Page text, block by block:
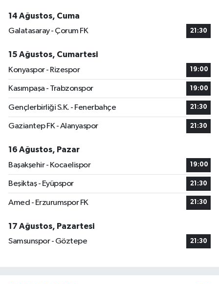
14 Ağustos, Cuma
Galatasaray - Çorum FK
21:30
15 Ağustos, Cumartesi
Konyaspor - Rizespor
19:00
Kasımpaşa - Trabzonspor 19:00
Gençlerbirliği S.K. - Fenerbahçe 21:30
Gaziantep FK - Alanyaspor 21:30
16 Ağustos, Pazar
Başakşehir - Kocaelispor
19:00
Beşiktaş - Eyüpspor 21:30
Amed - Erzurumspor FK 21:30
17 Ağustos, Pazartesi
Samsunspor - Göztepe
21:30